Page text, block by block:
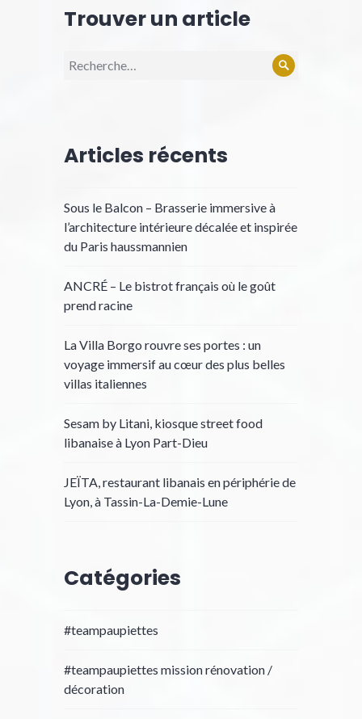
Trouver un article
Recherche
Rechercher
Articles récents
Sous le Balcon – Brasserie immersive à
l’architecture intérieure décalée et inspirée
du Paris haussmannien
ANCRÉ – Le bistrot français où le goût
prend racine
La Villa Borgo rouvre ses portes : un
voyage immersif au cœur des plus belles
villas italiennes
Sesam by Litani, kiosque street food
libanaise à Lyon Part-Dieu
JEÏTA, restaurant libanais en périphérie de
Lyon, à Tassin-La-Demie-Lune
Catégories
#teampaupiettes
#teampaupiettes mission rénovation /
décoration